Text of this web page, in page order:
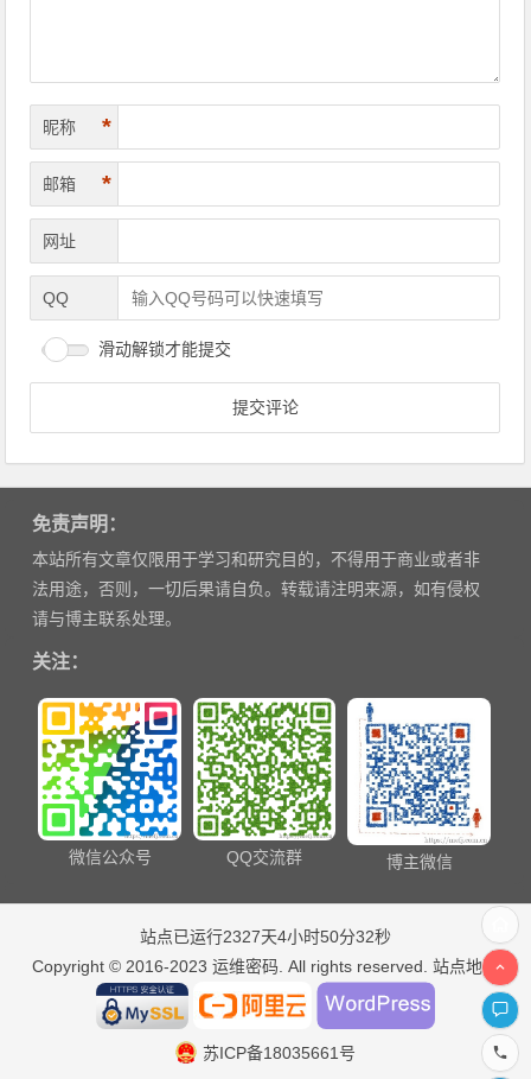
昵称 *
邮箱 *
网址
QQ
滑动解锁才能提交
免责声明：
本站所有文章仅限用于学习和研究目的，不得用于商业或者非
法用途，否则，一切后果请自负。转载请注明来源，如有侵权
请与博主联系处理。
关注：
微信公众号 QQ交流群 博主微信
站点已运行2327天4小时50分33秒
Copyright © 2016-2023 运维密码 . All rights reserved. 站点地图
苏ICP备18035661号